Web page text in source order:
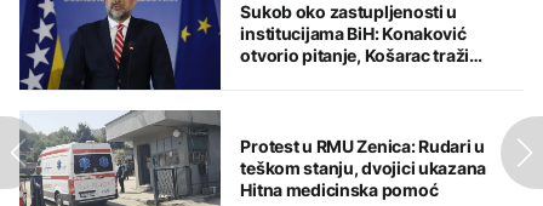
Sukob oko zastupljenosti u
institucijama BiH: Konaković
otvorio pitanje, Košarac traži
Protest u RMU Zenica: Rudari u
teškom stanju, dvojici ukazana
Hitna medicinska pomoć